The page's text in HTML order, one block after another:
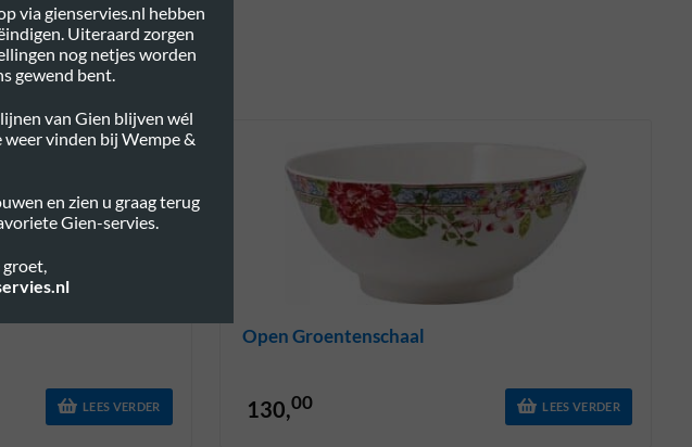
LEES VERDER
Open Groentenschaal
130,00 LEES VERDER
via gienservies.nl hebben
Uiteraard zorgen
nog netjes worden
gewend bent.
van Gien blijven wél
vinden bij Wempe &
en zien u graag terug
Gien-servies.